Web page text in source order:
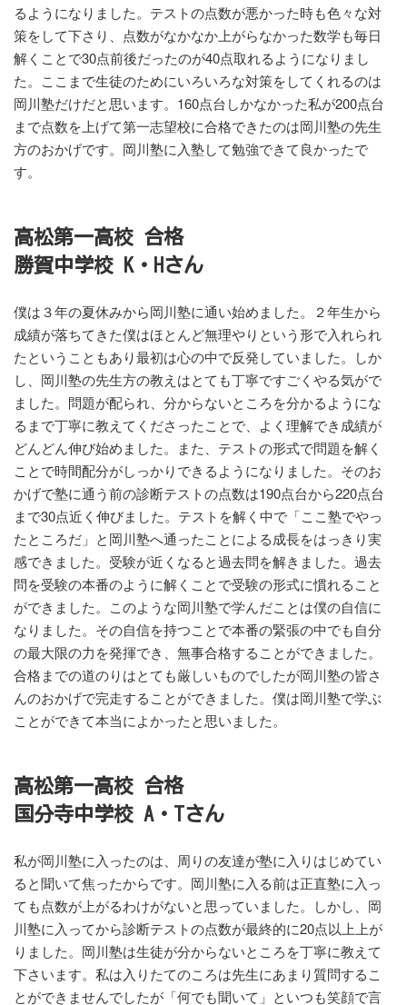
るようになりました。テストの点数が悪かった時も色々な対
策をして下さり、点数がなかなか上がらなかった数学も毎日
解くことで30点前後だったのが40点取れるようになりまし
た。ここまで生徒のためにいろいろな対策をしてくれるのは
岡川塾だけだと思います。160点台しかなかった私が200点台
まで点数を上げて第一志望校に合格できたのは岡川塾の先生
方のおかげです。岡川塾に入塾して勉強できて良かったで
す。
高松第一高校 合格
勝賀中学校 K・Hさん
僕は３年の夏休みから岡川塾に通い始めました。２年生から
成績が落ちてきた僕はほとんど無理やりという形で入れられ
たということもあり最初は心の中で反発していました。しか
し、岡川塾の先生方の教えはとても丁寧ですごくやる気がで
ました。問題が配られ、分からないところを分かるようにな
るまで丁寧に教えてくださったことで、よく理解でき成績が
どんどん伸び始めました。また、テストの形式で問題を解く
ことで時間配分がしっかりできるようになりました。そのお
かげで塾に通う前の診断テストの点数は190点台から220点台
まで30点近く伸びました。テストを解く中で「ここ塾でやっ
たところだ」と岡川塾へ通ったことによる成長をはっきり実
感できました。受験が近くなると過去問を解きました。過去
問を受験の本番のように解くことで受験の形式に慣れること
ができました。このような岡川塾で学んだことは僕の自信に
なりました。その自信を持つことで本番の緊張の中でも自分
の最大限の力を発揮でき、無事合格することができました。
合格までの道のりはとても厳しいものでしたが岡川塾の皆さ
んのおかげで完走することができました。僕は岡川塾で学ぶ
ことができて本当によかったと思いました。
高松第一高校 合格
国分寺中学校 A・Tさん
私が岡川塾に入ったのは、周りの友達が塾に入りはじめてい
ると聞いて焦ったからです。岡川塾に入る前は正直塾に入っ
ても点数が上がるわけがないと思っていました。しかし、岡
川塾に入ってから診断テストの点数が最終的に20点以上上が
りました。岡川塾は生徒が分からないところを丁寧に教えて
下さいます。私は入りたてのころは先生にあまり質問するこ
とができませんでしたが「何でも聞いて」といつも笑顔で言